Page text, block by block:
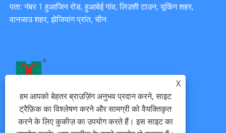
पता: नंबर 1 हुआजिन रोड, हुआबेई गांव, लिउशी टाउन, यूकिंग शहर,
वानजाउ शहर, झेजियांग प्रांत, चीन
X
हम आपको बेहतर ब्राउज़िंग अनुभव प्रदान करने, साइट
ट्रैफ़िक का विश्लेषण करने और सामग्री को वैयक्तिकृत
करने के लिए कुकीज़ का उपयोग करते हैं। इस साइट का